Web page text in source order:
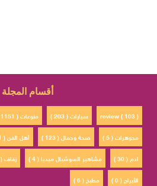
أقسام المجلة
منوعات ( 1151 ) سيارات ( 203 )
review ( 103 )
أهل الفن ( 221 ) صحة وجمال ( 123 )
مجوهرات ( 5 )
زفاف ( 3 ) مشاهير السوشيال ميديا ( 4 )
ادم ( 30 )
مطبخ ( 6 )
الأبراج ( 0 )